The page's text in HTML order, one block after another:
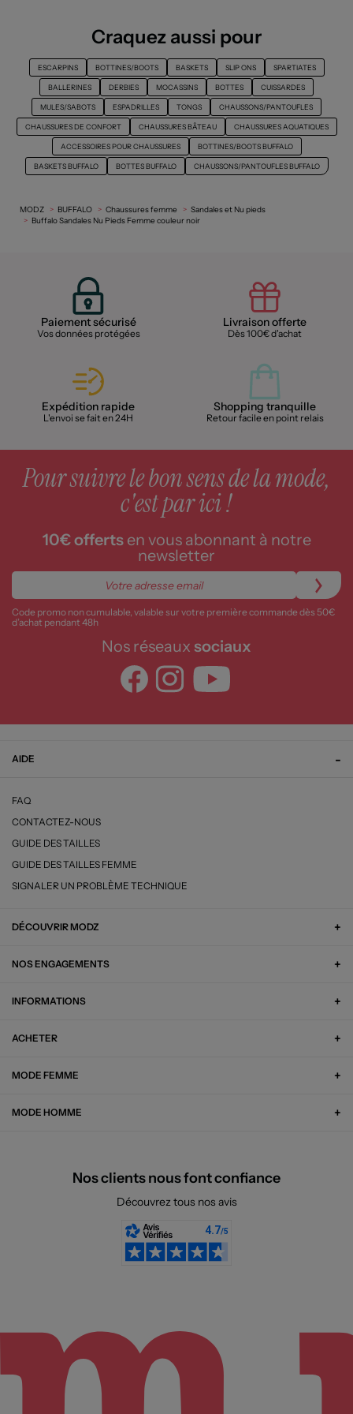
Craquez aussi pour
ESCARPINS BOTTINES/BOOTS BASKETS SLIP ONS SPARTIATES
BALLERINES DERBIES MOCASSINS BOTTES CUISSARDES
MULES/SABOTS ESPADRILLES TONGS CHAUSSONS/PANTOUFLES
CHAUSSURES DE CONFORT CHAUSSURES BÂTEAU CHAUSSURES AQUATIQUES
ACCESSOIRES POUR CHAUSSURES BOTTINES/BOOTS BUFFALO
BASKETS BUFFALO BOTTES BUFFALO CHAUSSONS/PANTOUFLES BUFFALO
MODZ BUFFALO Chaussures femme
Sandales et Nu pieds
Buffalo Sandales Nu Pieds Femme couleur noir
Paiement sécurisé
Vos données protégées
Livraison offerte
Dès 100€ d'achat
Expédition rapide
L'envoi se fait en 24H
Shopping tranquille
Retour facile en point relais
Pour suivre le bon sens de la mode,
c'est par ici !
10€ offertsen vous abonnant à notre
newsletter
Code promo non cumulable, valable sur votre première commande dès 50€
d’achat pendant 48h
Nos réseaux sociaux
AIDE
FAQ
CONTACTEZ-NOUS
GUIDE DES TAILLES
GUIDE DES TAILLES FEMME
SIGNALER UN PROBLÈME TECHNIQUE
DÉCOUVRIR MODZ
NOS ENGAGEMENTS
INFORMATIONS
ACHETER
MODE FEMME
MODE HOMME
Nos clients nous font confiance
Découvrez tous nos avis